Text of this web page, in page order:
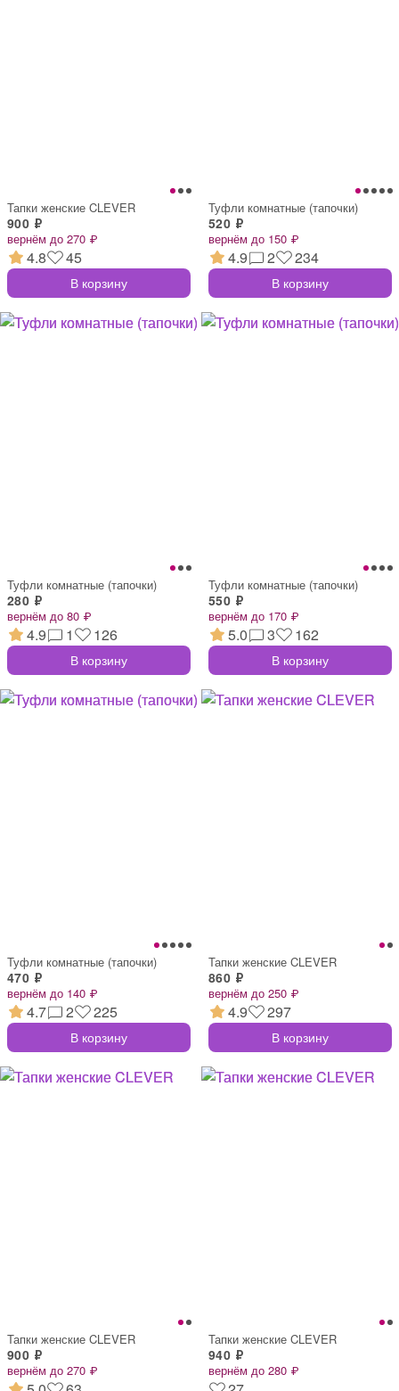
Тапки женские CLEVER
900 ₽
вернём до 270 ₽
4.8 45
В корзину
Туфли комнатные (тапочки)
520 ₽
вернём до 150 ₽
4.9 2 234
В корзину
Туфли комнатные (тапочки)
280 ₽
вернём до 80 ₽
4.9 1 126
В корзину
Туфли комнатные (тапочки)
550 ₽
вернём до 170 ₽
5.0 3 162
В корзину
Туфли комнатные (тапочки)
470 ₽
вернём до 140 ₽
4.7 2 225
В корзину
Тапки женские CLEVER
860 ₽
вернём до 250 ₽
4.9 297
В корзину
Тапки женские CLEVER
900 ₽
вернём до 270 ₽
Тапки женские CLEVER
940 ₽
вернём до 280 ₽